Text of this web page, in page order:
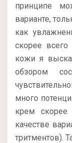
принципе
варианте,
как
скорее всего
кожи я
обзором
много
крем
качестве
тритментов).